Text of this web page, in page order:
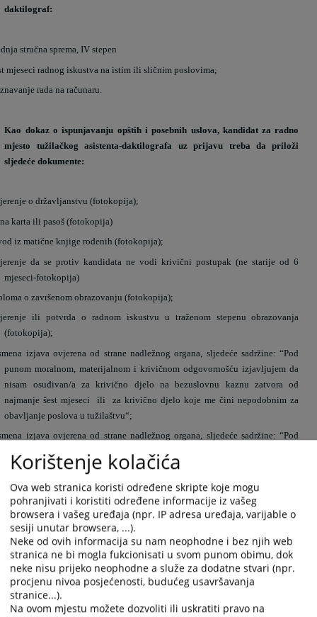
daktilograf:
stručna sprema, IV stepen
mjeseci radnog iskustva na istim ili sličnim poslovima;
rada na računaru.
Kao dokaz o ispunjavanju opštih i posebnih uslova, kandidat za radno
mjesto tužilačkog asistenta-daktilografa uz prijavu treba da priloži
sljedeće dokumente:
o državljanstvu (fotokopija);
karta ili pasoš (fotokopija)
iz matične knjige rođenih (fotokopija);
da se protiv kandidata ne vodi krivični postupak (ne starije od 6
mjeseci-fotokopija)
o završenom obrazovanju (fotokopija);
ili potvrda o radnom iskustvu u traženom stepenu obrazovanja
(fotokopija);
izjava ovjerena od strane nadležnog organa, sljedeće sadržine: “Pod
punom moralnom, materijalnom i krivičnom odgovornošću izjavljujem da
nisam osuđivan/a za krivično djelo na bezuslovnu kaznu zatvora od
najmanje šest mjeseci
ili
za krivično djelo koje me čini nepodobnim za
obavljanje poslova u tužilaštvu“;
izjava ovjerena od strane nadležnog organa, sljedeće sadržine: “Pod
nisam otpuštan/a iz organa uprave kao rezultat disciplinske mjere na bilo
kojem nivou vlasti u Bosni i Hercegovini, tri godine prije objavljivanja
konkursa.
Kandidat koji bude izabran dužan je u roku od sedam dana dostaviti
ljekarsko uvjerenje kao i uvjerenje da nije osuđivan za krivično djelo na
bezuslovnu kaznu zatvora od najmanje šest mjeseci ili za krivično djelo koje
ga čine nepodobnim za obavljanje poslova u tužilaštvu.
Korištenje kolačića
Ova web stranica koristi određene skripte koje mogu
pohranjivati i koristiti određene informacije iz vašeg
browsera i vašeg uređaja (npr. IP adresa uređaja, varijable o
sesiji unutar browsera, ...).
Neke od ovih informacija su nam neophodne i bez njih web
stranica ne bi mogla fukcionisati u svom punom obimu, dok
neke nisu prijeko neophodne a služe za dodatne stvari (npr.
procjenu nivoa posjećenosti, budućeg usavršavanja
stranice...).
Na ovom mjestu možete dozvoliti ili uskratiti pravo na